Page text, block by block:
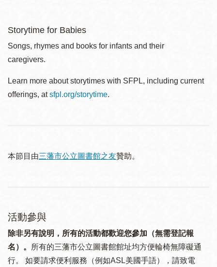
Storytime for Babies
Songs, rhymes and books for infants and their
caregivers.
Learn more about storytimes with SFPL, including current
offerings, atsfpl.org/storytime.
本節目由三藩市公立圖書館之友贊助。
活動參與
除非另有說明，所有的活動都歡迎您參加（無需登記報
名）。
所有的三藩市公立圖書館館址均方便輪椅無障礙通
行。 如要請求便利服務（例如ASL美國手語），請致電